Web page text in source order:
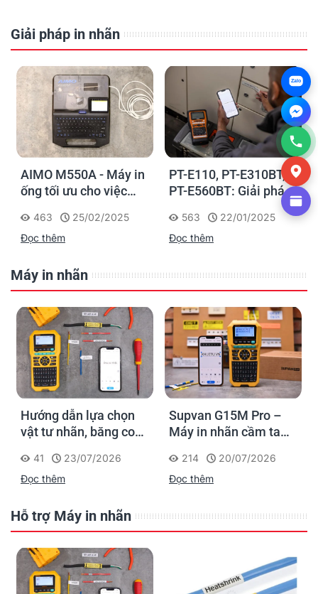
Giải pháp in nhãn
AIMO M550A - Máy in
ống tối ưu cho việc
nhận diện cáp điện,
cáp mạng
463
25/02/2025
Đọc thêm
PT-E110, PT-E310BT,
PT-E560BT: Giải pháp
in nhãn cầm tay công
nghiệp của Brother
563
22/01/2025
Đọc thêm
Máy in nhãn
Hướng dẫn lựa chọn
vật tư nhãn, băng co
Supvan G15M Pro
41
23/07/2026
Đọc thêm
Supvan G15M Pro –
Máy in nhãn cầm tay
dấu một lần, tra cứu
trọn đời công trình
214
20/07/2026
Đọc thêm
Hỗ trợ Máy in nhãn
Zalo